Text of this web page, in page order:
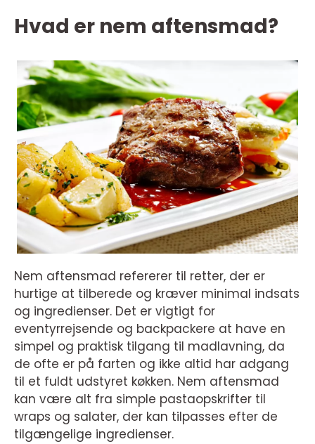
Hvad er nem aftensmad?
Nem aftensmad refererer til retter, der er
hurtige at tilberede og kræver minimal indsats
og ingredienser. Det er vigtigt for
eventyrrejsende og backpackere at have en
simpel og praktisk tilgang til madlavning, da
de ofte er på farten og ikke altid har adgang
til et fuldt udstyret køkken. Nem aftensmad
kan være alt fra simple pastaopskrifter til
wraps og salater, der kan tilpasses efter de
tilgængelige ingredienser.